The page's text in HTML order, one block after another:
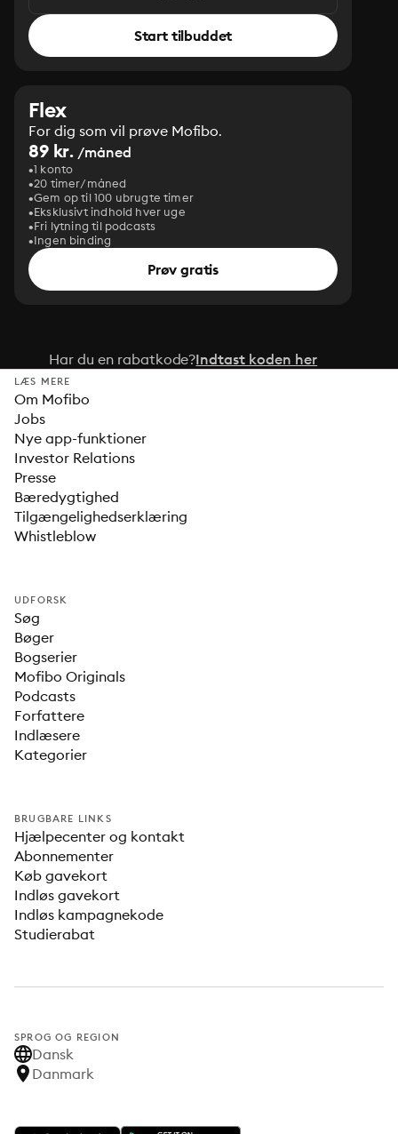
Start tilbuddet
Flex
For dig som vil prøve Mofibo.
89 kr. /måned
1 konto
20 timer/måned
Gem op til 100 ubrugte timer
Eksklusivt indhold hver uge
Fri lytning til podcasts
Ingen binding
Prøv gratis
Har du en rabatkode?Indtast koden her
LÆS MERE
Om Mofibo
Jobs
Nye app-funktioner
Investor Relations
Presse
Bæredygtighed
Tilgængelighedserklæring
Whistleblow
UDFORSK
Søg
Bøger
Bogserier
Mofibo Originals
Podcasts
Forfattere
Indlæsere
Kategorier
BRUGBARE LINKS
Hjælpecenter og kontakt
Abonnementer
Køb gavekort
Indløs gavekort
Indløs kampagnekode
Studierabat
SPROG OG REGION
Dansk
Danmark